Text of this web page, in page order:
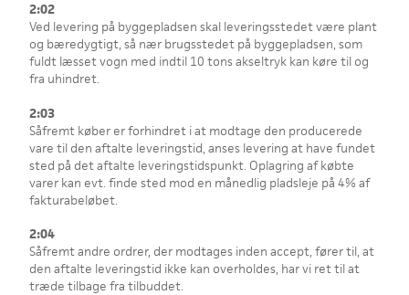
2:02
Ved levering på byggepladsen skal leveringsstedet være plant
og bæredygtigt, så nær brugsstedet på byggepladsen, som
fuldt læsset vogn med indtil 10 tons akseltryk kan køre til og
fra uhindret.
2:03
Såfremt køber er forhindret i at modtage den producerede
vare til den aftalte leveringstid, anses levering at have fundet
sted på det aftalte leveringstidspunkt. Oplagring af købte
varer kan evt. finde sted mod en månedlig pladsleje på 4% af
fakturabeløbet.
2:04
Såfremt andre ordrer, der modtages inden accept, fører til, at
den aftalte leveringstid ikke kan overholdes, har vi ret til at
træde tilbage fra tilbuddet.